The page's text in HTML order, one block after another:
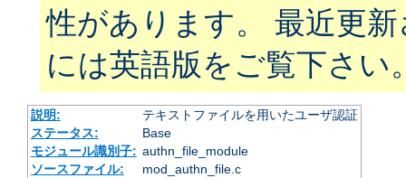
性があります。 最近更
には英語版をご覧下さい
説明:
テキストファイルを用いたユーザ認証
ステータス:
Base
モジュール識別子: authn_file_module
ソースファイル:
mod_authn_file.c